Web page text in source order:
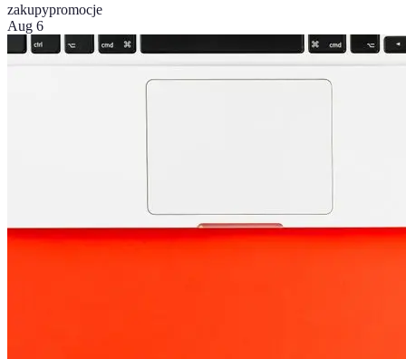
zakupypromocje
Aug 6